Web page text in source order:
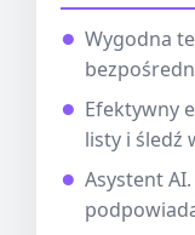
Wygodna
Efektywny
listy i śledź
Asystent